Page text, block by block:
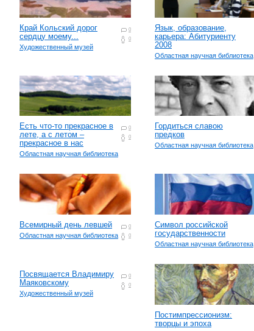
0
0
Край Кольский дорог
сердцу моему...
Художественный музей
Язык, образование,
карьера: Абитуриенту
2008
Областная научная библиотека
0
0
Есть что-то прекрасное в
лете, а с летом –
прекрасное в нас
Областная научная библиотека
Гордиться славою
предков
Областная научная библиотека
0
0
Всемирный день левшей
Областная научная библиотека
Символ российской
государственности
Областная научная библиотека
0
0
Посвящается Владимиру
Маяковскому
Художественный музей
Постимпрессионизм:
творцы и эпоха